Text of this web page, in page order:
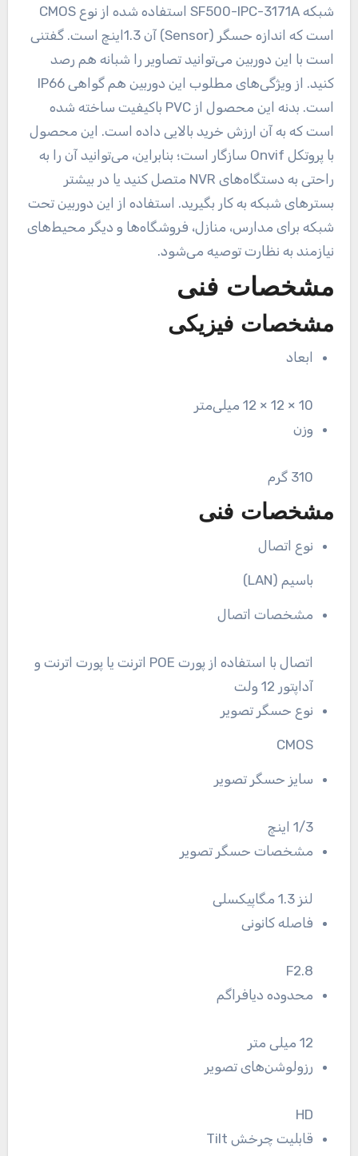
شبکه SF500-IPC-3171A استفاده شده از نوع CMOS
است که اندازه حسگر (Sensor) آن 1.3اینچ است. گفتنی
است با این دوربین می‌توانید تصاویر را شبانه هم رصد
کنید. از ویژگی‌های مطلوب این دوربین هم گواهی IP66
است. بدنه این محصول از PVC باکیفیت ساخته شده
است که به آن ارزش خرید بالایی داده است. این محصول
با پروتکل Onvif سازگار است؛ بنابراین، می‌توانید آن را به
راحتی به دستگاه‌های NVR متصل کنید یا در بیشتر
بسترهای شبکه به کار بگیرید. استفاده از این دوربین تحت
شبکه برای مدارس، منازل، فروشگاه‌ها و دیگر محیط‌های
نیازمند به نظارت توصیه می‌شود.
مشخصات فنی
مشخصات فیزیکی
ابعاد
10 × 12 × 12 میلی‌متر
وزن
310 گرم
مشخصات فنی
نوع اتصال
باسیم (LAN)
مشخصات اتصال
اتصال با استفاده از پورت POE اترنت یا پورت اترنت و
آداپتور 12 ولت
نوع حسگر تصویر
CMOS
سایز حسگر تصویر
1/3 اینچ
مشخصات حسگر تصویر
لنز 1.3 مگاپیکسلی
فاصله کانونی
F2.8
محدوده دیافراگم
12 میلی متر
رزولوشن‌های تصویر
HD
قابلیت چرخش Tilt